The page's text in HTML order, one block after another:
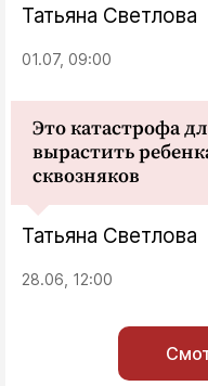
Татьяна Светлова
01.07, 09:00
Это катастрофа
вырастить
сквозняков
Татьяна Светлова
28.06, 12:00